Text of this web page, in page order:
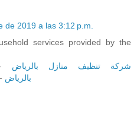
de 2019 a las 3:12 p.m.
services provided by the
شركة تنظيف منازل بالرياض
بالرياض -